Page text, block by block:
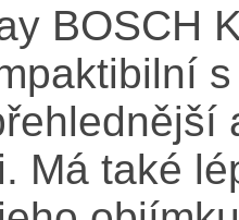
BOSCH
Má také